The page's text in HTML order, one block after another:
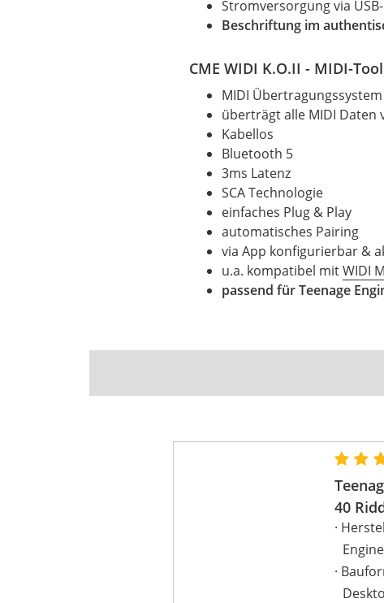
Stromversorgung via
Beschriftung im
CME WIDI K.O.II - MIDI-
MIDI Übertragungssystem
überträgt alle MIDI Daten
Kabellos
Bluetooth 5
3ms Latenz
SCA Technologie
einfaches Plug & Play
automatisches Pairing
via App konfigurierbar &
u.a. kompatibel mitWIDI
passend fürTeenage
40